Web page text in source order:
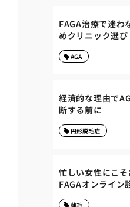
FAGA治療で迷わ
めクリニック選び
AGA
経済的な理由で
断する前に
円形脱毛症
忙しい女性にこ
FAGAオンライン
薄毛